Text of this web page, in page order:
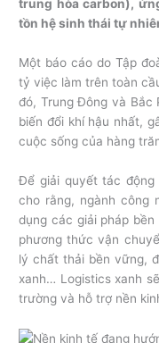
trung hòa carbon),
tồn hệ sinh thái tự
Một báo cáo do Tập
tỷ việc làm trên toàn
đó, Trung Đông và Bắc
biến đổi khí hậu nhất,
cuộc sống của hàng
Để giải quyết tác động
cho rằng, ngành công
dụng các giải pháp
phương thức vận
lý chất thải bền vững,
xanh… Logistics xanh
trường và hỗ trợ nền